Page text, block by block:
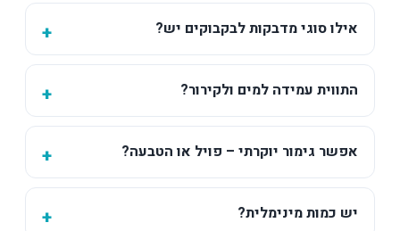
אילו סוגי מדבקות לבקבוקים יש?
התווית עמידה למים ולקירור?
אפשר גימור יוקרתי – פויל או הטבעה?
יש כמות מינימלית?